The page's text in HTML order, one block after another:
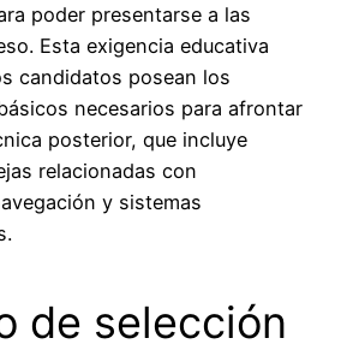
poder presentarse a las
Esta exigencia educativa
candidatos posean los
necesarios para afrontar
posterior, que incluye
relacionadas con
y sistemas
de selección